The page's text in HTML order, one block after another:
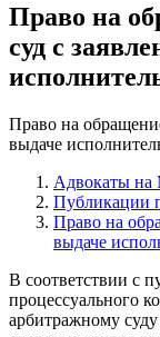
Право на
суд с
Право на
выдаче
Адвокаты на
Публикации
Право на
выдаче
В соответствии с
процессуального
арбитражному